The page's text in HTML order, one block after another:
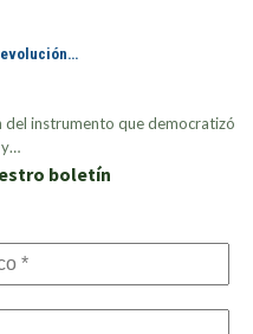
instrumento que democratizó
y…
boletín